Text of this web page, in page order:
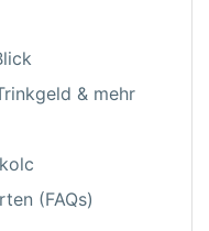
& mehr
(FAQs)